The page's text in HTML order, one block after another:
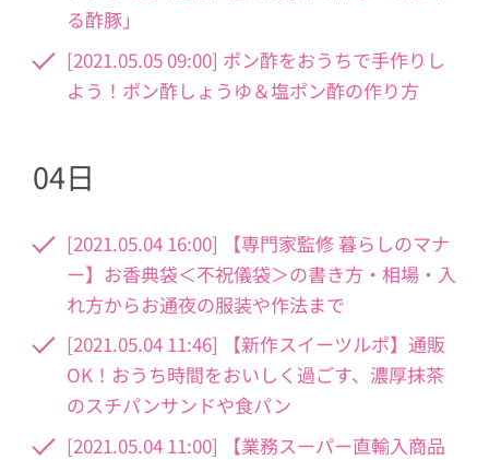
る酢豚」
[2021.05.05 09:00] ポン酢をおうちで手作りし
よう！ポン酢しょうゆ＆塩ポン酢の作り方
04日
[2021.05.04 16:00] 【専門家監修 暮らしのマナ
ー】お香典袋＜不祝儀袋＞の書き方・相場・入
れ方からお通夜の服装や作法まで
[2021.05.04 11:46] 【新作スイーツルポ】通販
OK！おうち時間をおいしく過ごす、濃厚抹茶
のスチパンサンドや食パン
[2021.05.04 11:00] 【業務スーパー直輸入商品